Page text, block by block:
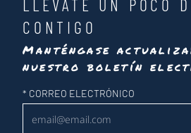
LLÉVATE UN POCO
CONTIGO
Manténgase
nuestro boletín
Newsletter
* CORREO ELECTRÓNICO